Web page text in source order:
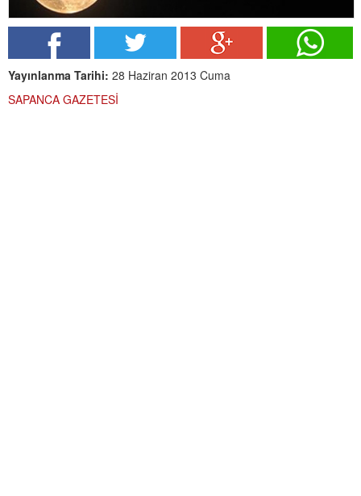
Yayınlanma Tarihi: 28 Haziran 2013 Cuma
SAPANCA GAZETESİ